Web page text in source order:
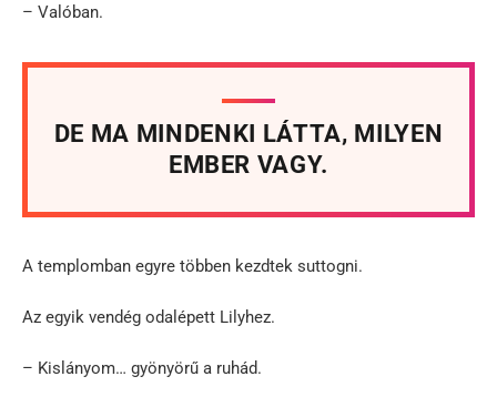
– Valóban.
DE MA MINDENKI LÁTTA, MILYEN
EMBER VAGY.
A templomban egyre többen kezdtek suttogni.
Az egyik vendég odalépett Lilyhez.
– Kislányom… gyönyörű a ruhád.